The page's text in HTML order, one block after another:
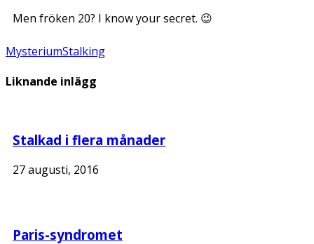
Men fröken 20? I know your secret. 😉
MysteriumStalking
Liknande inlägg
Stalkad i flera månader
27 augusti, 2016
Paris-syndromet